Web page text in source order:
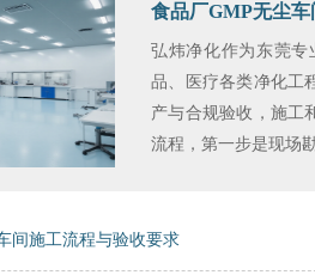
食品厂GMP无尘
弘炜净化作为东莞专
品、医疗各类净化工
产与合规验收，施工
流程，第一步是现场
间施工流程与验收要求